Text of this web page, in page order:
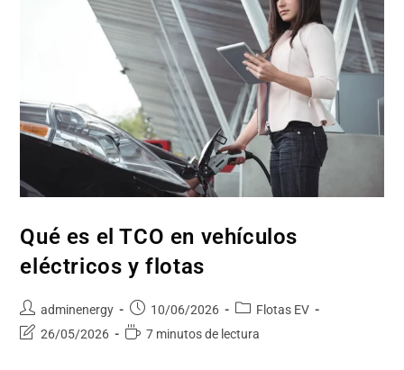
Qué es el TCO en vehículos
eléctricos y flotas
adminenergy 10/06/2026
Flotas EV
26/05/2026
7 minutos de lectura